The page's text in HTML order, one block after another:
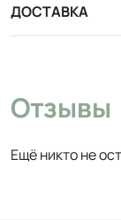
ДОСТАВКА
Отзывы
Ещё никто не